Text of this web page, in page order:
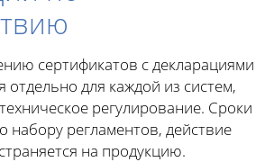
сертификатов с декларациями
отдельно для каждой из систем,
регулирование. Сроки
набору регламентов, действие
на продукцию.